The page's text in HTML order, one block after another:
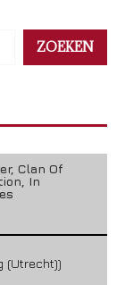
ZOEKEN
Clan Of
In
(Utrecht))